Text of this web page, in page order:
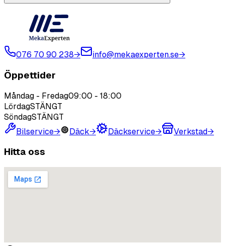
076 70 90 238→ info@mekaexperten.se→
Öppettider
Måndag - Fredag09:00 - 18:00
LördagSTÄNGT
SöndagSTÄNGT
Bilservice→ Däck→ Däckservice→ Verkstad→
Hitta oss